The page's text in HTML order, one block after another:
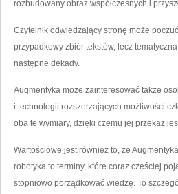
rozbudowany obraz współczesnych i
Czytelnik odwiedzający stronę może
przypadkowy zbiór tekstów, lecz
następne dekady.
Augmentyka może zainteresować także
i technologii rozszerzających możliwości
oba te wymiary, dzięki czemu jej przekaz
Wartościowe jest również to, że
robotyka to terminy, które coraz częściej
stopniowo porządkować wiedzę. To